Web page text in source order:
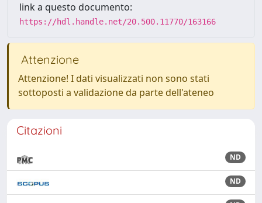
link a questo documento:
https://hdl.handle.net/20.500.11770/163166
Attenzione
Attenzione! I dati visualizzati non sono stati
sottoposti a validazione da parte dell'ateneo
Citazioni
ND
ND